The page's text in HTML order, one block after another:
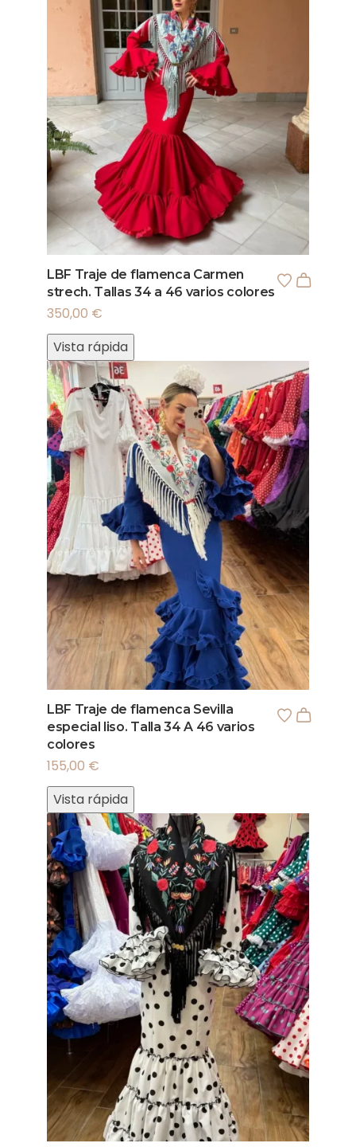
LBF Traje de flamenca Carmen
strech. Tallas 34 a 46 varios colores
350,00 €
Vista rápida
LBF Traje de flamenca Sevilla
especial liso. Talla 34 A 46 varios
colores
155,00 €
Vista rápida